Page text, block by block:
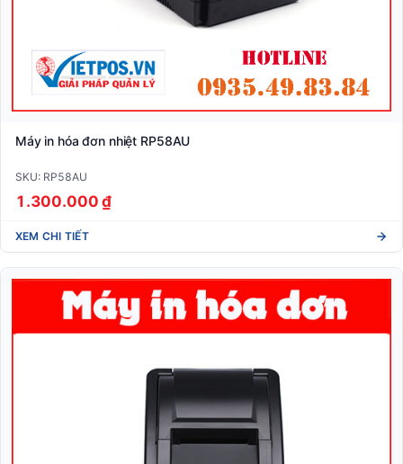
Máy in hóa đơn nhiệt RP58AU
SKU: RP58AU
1.300.000 ₫
XEM CHI TIẾT